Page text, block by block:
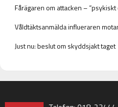
Fårägaren om attacken –
Våldtäktsanmälda influeraren
Just nu: beslut om skyddsjakt taget